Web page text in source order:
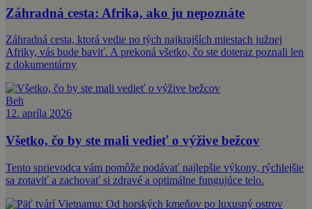
Záhradná cesta: Afrika, ako ju nepoznáte
Záhradná cesta, ktorá vedie po tých najkrajších miestach južnej
Afriky, vás bude baviť. A prekoná všetko, čo ste doteraz poznali len
z dokumentárny
Beh
12. apríla 2026
Všetko, čo by ste mali vedieť o výžive bežcov
Tento sprievodca vám pomôže podávať najlepšie výkony, rýchlejšie
sa zotaviť a zachovať si zdravé a optimálne fungujúce telo.